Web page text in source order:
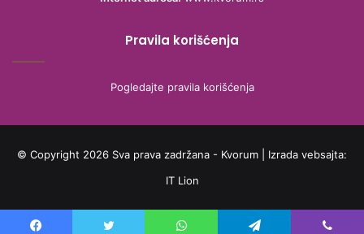
Pravila korišćenja
Pogledajte pravila korišćenja
© Copyright 2026 Sva prava zadržana - Kvorum | Izrada vebsajta:
IT Lion